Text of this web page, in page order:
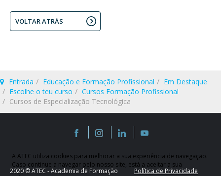
VOLTAR ATRÁS
Entrada Educação e Formação Profissional
Em Destaque
Escolhe o teu curso
Cursos Formação Profissional
Cursos de Especialização Tecnológica
A ATEC utiliza cookies para melhorar a sua experiência de navegação.
Caso continue a navegar pelo nosso site, está a aceitar a sua
2020 © ATEC - Academia de Formação
Política de Privacidade